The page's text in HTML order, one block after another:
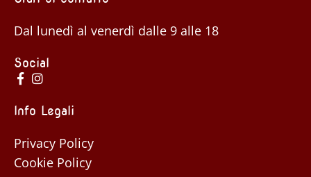
Dal lunedì al venerdì dalle 9 alle 18
Social
Info Legali
Privacy Policy
Cookie Policy